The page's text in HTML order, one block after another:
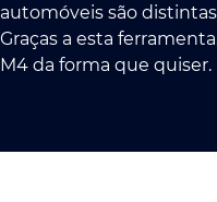
automóveis são
Graças a esta
M4 da forma que quiser.